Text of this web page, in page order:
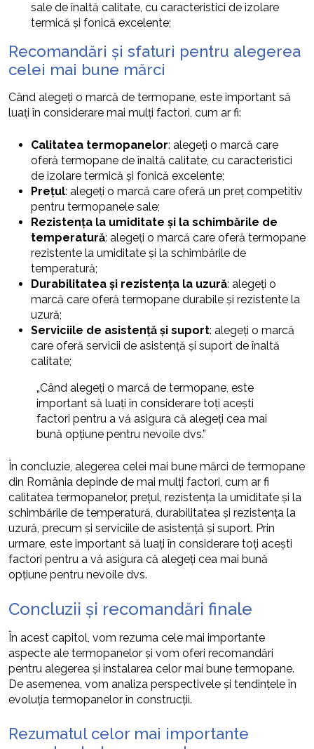
sale de înaltă calitate, cu caracteristici de izolare
termică și fonică excelente;
Recomandări și sfaturi pentru alegerea
celei mai bune mărci
Când alegeți o marcă de termopane, este important să
luați în considerare mai mulți factori, cum ar fi:
Calitatea termopanelor: alegeți o marcă care
oferă termopane de înaltă calitate, cu caracteristici
de izolare termică și fonică excelente;
Prețul: alegeți o marcă care oferă un preț competitiv
pentru termopanele sale;
Rezistența la umiditate și la schimbările de
temperatură: alegeți o marcă care oferă termopane
rezistente la umiditate și la schimbările de
temperatură;
Durabilitatea și rezistența la uzură: alegeți o
marcă care oferă termopane durabile și rezistente la
uzură;
Serviciile de asistență și suport: alegeți o marcă
care oferă servicii de asistență și suport de înaltă
calitate;
„Când alegeți o marcă de termopane, este
important să luați în considerare toți acești
factori pentru a vă asigura că alegeți cea mai
bună opțiune pentru nevoile dvs.”
În concluzie, alegerea celei mai bune mărci de termopane
din România depinde de mai mulți factori, cum ar fi
calitatea termopanelor, prețul, rezistența la umiditate și la
schimbările de temperatură, durabilitatea și rezistența la
uzură, precum și serviciile de asistență și suport. Prin
urmare, este important să luați în considerare toți acești
factori pentru a vă asigura că alegeți cea mai bună
opțiune pentru nevoile dvs.
Concluzii și recomandări finale
În acest capitol, vom rezuma cele mai importante
aspecte ale termopanelor și vom oferi recomandări
pentru alegerea și instalarea celor mai bune termopane.
De asemenea, vom analiza perspectivele și tendințele în
evoluția termopanelor în construcții.
Rezumatul celor mai importante